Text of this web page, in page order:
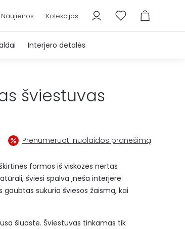
Naujienos Kolekcijos
Interjero detalės
šviestuvas
€.
Prenumeruoti nuolaidos pranešimą
formos iš viskozės nertas
šviesi spalva įneša interjere
sukuria šviesos žaismą, kai
šluoste. Šviestuvas tinkamas tik